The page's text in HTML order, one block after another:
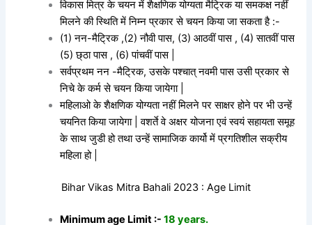
विकास मित्र के चयन में शैक्षणिक योग्यता मैट्रिक या समकक्ष नहीं
मिलने की स्थिति में निम्न प्रकार से चयन किया जा सकता है :-
(1) नन-मैट्रिक ,(2) नौवी पास, (3) आठवीं पास , (4) सातवीं पास
(5) छ्ठा पास , (6) पांचवीं पास |
सर्वप्रथम नन -मैट्रिक, उसके पश्चात् नवमी पास उसी प्रकार से
निचे के कर्म से चयन किया जायेगा |
महिलाओ के शैक्षणिक योग्यता नहीं मिलने पर साक्षर होने पर भी उन्हें
चयनित किया जायेगा | वशर्ते वे अक्षर योजना एवं स्वयंसहायता समूह
के साथ जुडी हो तथा उन्हें सामाजिक कार्यो में प्रगतिशील सक्रीय
महिला हो |
Bihar Vikas Mitra Bahali 2023 : Age Limit
Minimum age Limit :-18 years.